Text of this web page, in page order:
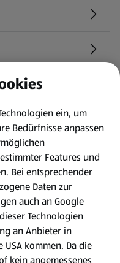
ein, um
Bedürfnisse anpassen
Features und
Bei entsprechender
Daten zur
auch an Google
Technologien
an Anbieter in
kommen. Da die